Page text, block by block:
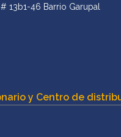
13b1-46 Barrio Garupal
y Centro de